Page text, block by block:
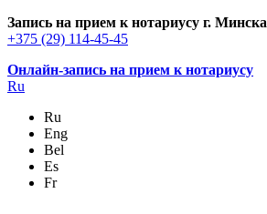
Запись на прием к нотариусу г. Минска
+375 (29) 114-45-45
Онлайн-запись на прием к нотариусу
Ru
Ru
Eng
Bel
Es
Fr